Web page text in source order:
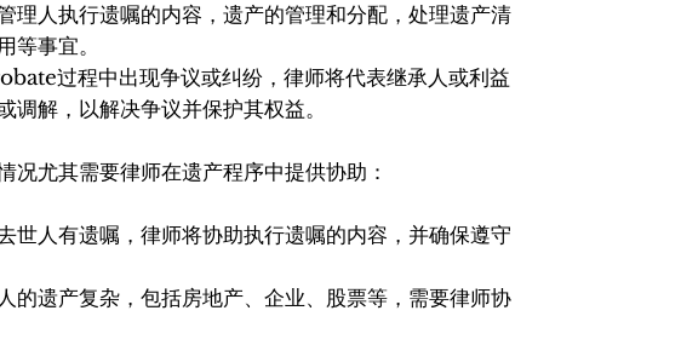
理人执行遗嘱的内容，遗产的管理和分配，处理遗产清
等事宜。
过程中出现争议或纠纷，律师将代表继承人或利益
调解，以解决争议并保护其权益。
况尤其需要律师在遗产程序中提供协助：
世人有遗嘱，律师将协助执行遗嘱的内容，并确保遵守
的遗产复杂，包括房地产、企业、股票等，需要律师协